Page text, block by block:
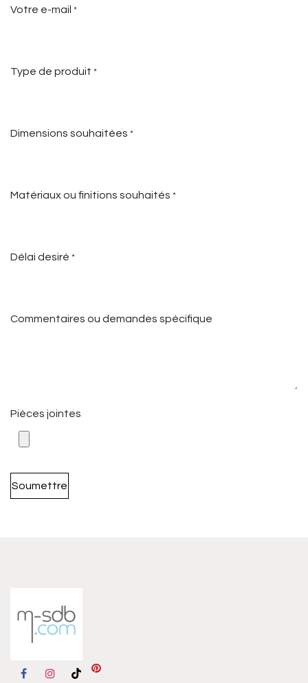
Votre e-mail *
Type de produit *
Dimensions souhaitées *
Matériaux ou finitions souhaités *
Délai desiré *
Commentaires ou demandes spécifique
Pièces jointes
Soumettre